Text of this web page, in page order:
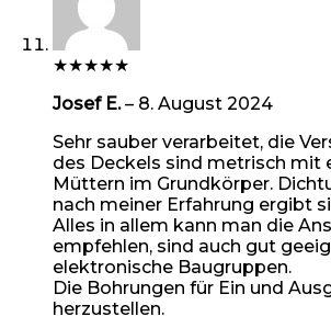
★★★★★
Josef E.– 8. August 2024
Sehr sauber verarbeitet, die
des Deckels sind metrisch mit
Müttern im Grundkörper.
nach meiner Erfahrung ergibt
Alles in allem kann man die
empfehlen, sind auch gut
elektronische Baugruppen.
Die Bohrungen für Ein und
herzustellen.